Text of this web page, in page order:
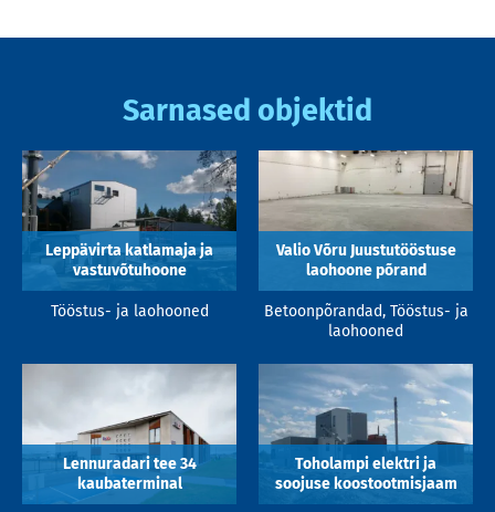
Sarnased objektid
Leppävirta katlamaja ja
vastuvõtuhoone
Tööstus- ja laohooned
Valio Võru Juustutööstuse
laohoone põrand
Betoonpõrandad, Tööstus- ja
laohooned
Lennuradari tee 34
kaubaterminal
Toholampi elektri ja
soojuse koostootmisjaam